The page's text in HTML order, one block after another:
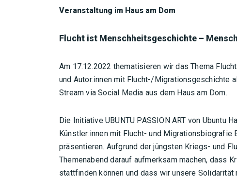
Veranstaltung im Haus am Dom
Flucht ist Menschheitsgeschichte –
Am 17.12.2022 thematisieren wir das Thema
und Autor:innen mit Flucht-/Migrationsgeschichte
Stream via Social Media aus dem Haus am Dom.
Die Initiative UBUNTU PASSION ART von Ubuntu
Künstler:innen mit Flucht- und Migrationsbiografie
präsentieren. Aufgrund der jüngsten Kriegs- und
Themenabend darauf aufmerksam machen, dass
stattfinden können und dass wir unsere